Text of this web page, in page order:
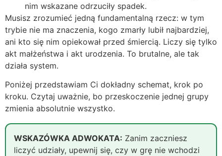
nim wskazane odrzuciły spadek.
Musisz zrozumieć jedną fundamentalną rzecz: w tym
trybie nie ma znaczenia, kogo zmarły lubił najbardziej,
ani kto się nim opiekował przed śmiercią. Liczy się tylko
akt małżeństwa i akt urodzenia. To brutalne, ale tak
działa system.
Poniżej przedstawiam Ci dokładny schemat, krok po
kroku. Czytaj uważnie, bo przeskoczenie jednej grupy
zmienia absolutnie wszystko.
WSKAZÓWKA ADWOKATA: Zanim zaczniesz
liczyć udziały, upewnij się, czy w grę nie wchodzi